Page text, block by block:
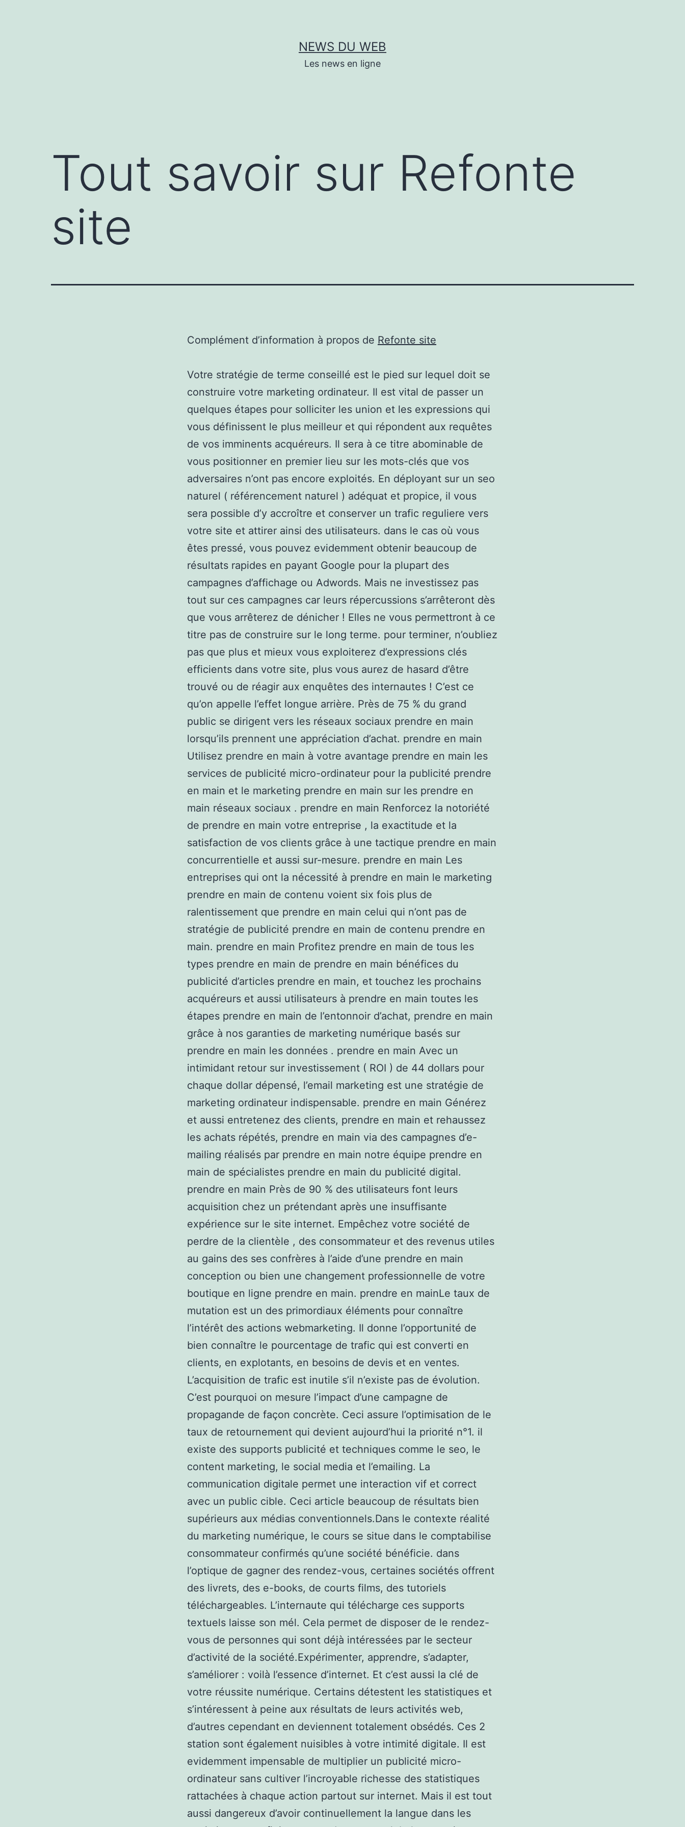
NEWS DU WEB
Les news en ligne
Tout savoir sur Refonte
site
Complément d’information à propos de Refonte site
Votre stratégie de terme conseillé est le pied sur lequel doit se
construire votre marketing ordinateur. Il est vital de passer un
quelques étapes pour solliciter les union et les expressions qui
vous définissent le plus meilleur et qui répondent aux requêtes
de vos imminents acquéreurs. Il sera à ce titre abominable de
vous positionner en premier lieu sur les mots-clés que vos
adversaires n’ont pas encore exploités. En déployant sur un seo
naturel ( référencement naturel ) adéquat et propice, il vous
sera possible d’y accroître et conserver un trafic reguliere vers
votre site et attirer ainsi des utilisateurs. dans le cas où vous
êtes pressé, vous pouvez evidemment obtenir beaucoup de
résultats rapides en payant Google pour la plupart des
campagnes d’affichage ou Adwords. Mais ne investissez pas
tout sur ces campagnes car leurs répercussions s’arrêteront dès
que vous arrêterez de dénicher ! Elles ne vous permettront à ce
titre pas de construire sur le long terme. pour terminer, n’oubliez
pas que plus et mieux vous exploiterez d’expressions clés
efficients dans votre site, plus vous aurez de hasard d’être
trouvé ou de réagir aux enquêtes des internautes ! C’est ce
qu’on appelle l’effet longue arrière. Près de 75 % du grand
public se dirigent vers les réseaux sociaux prendre en main
lorsqu’ils prennent une appréciation d’achat. prendre en main
Utilisez prendre en main à votre avantage prendre en main les
services de publicité micro-ordinateur pour la publicité prendre
en main et le marketing prendre en main sur les prendre en
main réseaux sociaux . prendre en main Renforcez la notoriété
de prendre en main votre entreprise , la exactitude et la
satisfaction de vos clients grâce à une tactique prendre en main
concurrentielle et aussi sur-mesure. prendre en main Les
entreprises qui ont la nécessité à prendre en main le marketing
prendre en main de contenu voient six fois plus de
ralentissement que prendre en main celui qui n’ont pas de
stratégie de publicité prendre en main de contenu prendre en
main. prendre en main Profitez prendre en main de tous les
types prendre en main de prendre en main bénéfices du
publicité d’articles prendre en main, et touchez les prochains
acquéreurs et aussi utilisateurs à prendre en main toutes les
étapes prendre en main de l’entonnoir d’achat, prendre en main
grâce à nos garanties de marketing numérique basés sur
prendre en main les données . prendre en main Avec un
intimidant retour sur investissement ( ROI ) de 44 dollars pour
chaque dollar dépensé, l’email marketing est une stratégie de
marketing ordinateur indispensable. prendre en main Générez
et aussi entretenez des clients, prendre en main et rehaussez
les achats répétés, prendre en main via des campagnes d’e-
mailing réalisés par prendre en main notre équipe prendre en
main de spécialistes prendre en main du publicité digital.
prendre en main Près de 90 % des utilisateurs font leurs
acquisition chez un prétendant après une insuffisante
expérience sur le site internet. Empêchez votre société de
perdre de la clientèle , des consommateur et des revenus utiles
au gains des ses confrères à l’aide d’une prendre en main
conception ou bien une changement professionnelle de votre
boutique en ligne prendre en main. prendre en mainLe taux de
mutation est un des primordiaux éléments pour connaître
l’intérêt des actions webmarketing. Il donne l’opportunité de
bien connaître le pourcentage de trafic qui est converti en
clients, en explotants, en besoins de devis et en ventes.
L’acquisition de trafic est inutile s’il n’existe pas de évolution.
C’est pourquoi on mesure l’impact d’une campagne de
propagande de façon concrète. Ceci assure l’optimisation de le
taux de retournement qui devient aujourd’hui la priorité n°1. il
existe des supports publicité et techniques comme le seo, le
content marketing, le social media et l’emailing. La
communication digitale permet une interaction vif et correct
avec un public cible. Ceci article beaucoup de résultats bien
supérieurs aux médias conventionnels.Dans le contexte réalité
du marketing numérique, le cours se situe dans le comptabilise
consommateur confirmés qu’une société bénéficie. dans
l’optique de gagner des rendez-vous, certaines sociétés offrent
des livrets, des e-books, de courts films, des tutoriels
téléchargeables. L’internaute qui télécharge ces supports
textuels laisse son mél. Cela permet de disposer de le rendez-
vous de personnes qui sont déjà intéressées par le secteur
d’activité de la société.Expérimenter, apprendre, s’adapter,
s’améliorer : voilà l’essence d’internet. Et c’est aussi la clé de
votre réussite numérique. Certains détestent les statistiques et
s’intéressent à peine aux résultats de leurs activités web,
d’autres cependant en deviennent totalement obsédés. Ces 2
station sont également nuisibles à votre intimité digitale. Il est
evidemment impensable de multiplier un publicité micro-
ordinateur sans cultiver l’incroyable richesse des statistiques
rattachées à chaque action partout sur internet. Mais il est tout
aussi dangereux d’avoir continuellement la langue dans les